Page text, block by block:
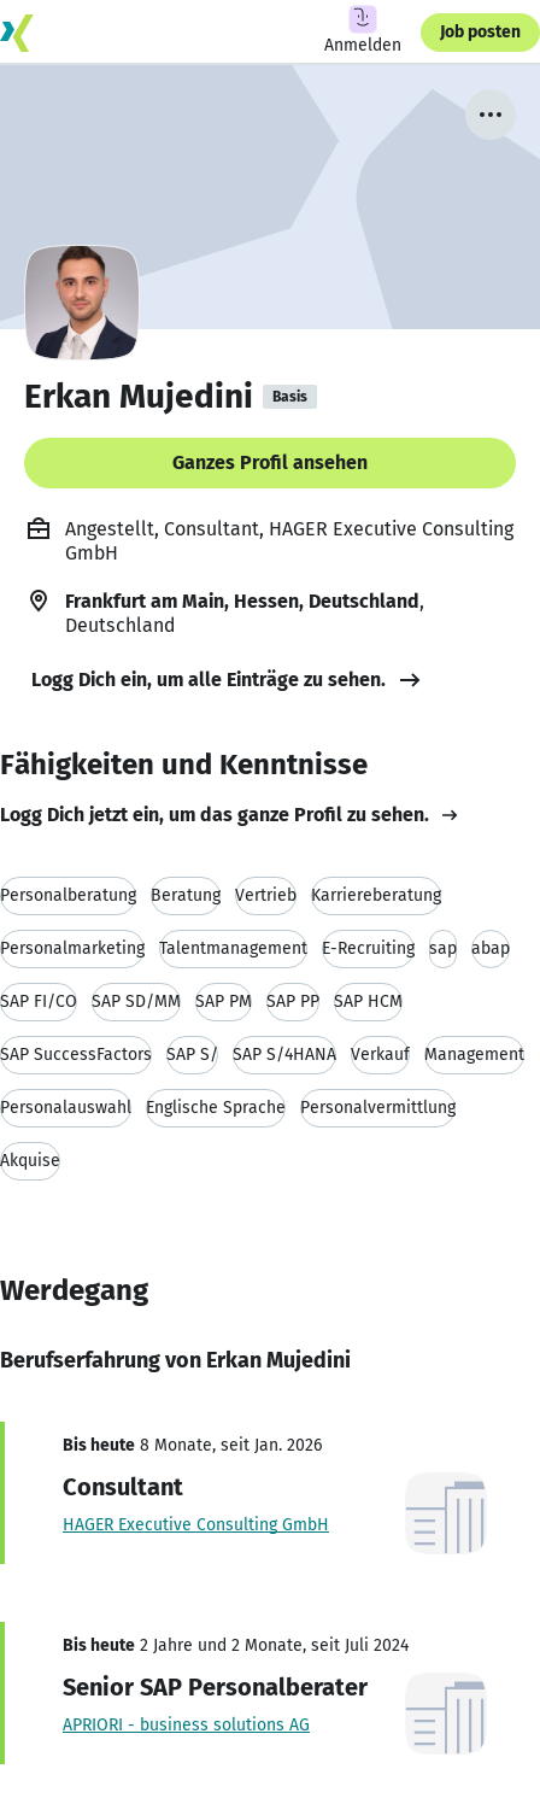
Anmelden
Job posten
Erkan Mujedini Basis
Ganzes Profil ansehen
Angestellt, Consultant, HAGER Executive Consulting
GmbH
Frankfurt am Main, Hessen, Deutschland,
Deutschland
Logg Dich ein, um alle Einträge zu sehen.
Fähigkeiten und Kenntnisse
Logg Dich jetzt ein, um das ganze Profil zu sehen.
Personalberatung Beratung Vertrieb Karriereberatung
Personalmarketing Talentmanagement E-Recruiting sap abap
SAP FI/CO SAP SD/MM SAP PM SAP PP SAP HCM
SAP SuccessFactors SAP S/ SAP S/4HANA Verkauf Management
Personalauswahl Englische Sprache Personalvermittlung
Akquise
Werdegang
Berufserfahrung von Erkan Mujedini
Bis heute 8 Monate, seit Jan. 2026
Consultant
HAGER Executive Consulting GmbH
Bis heute 2 Jahre und 2 Monate, seit Juli 2024
Senior SAP Personalberater
APRIORI - business solutions AG